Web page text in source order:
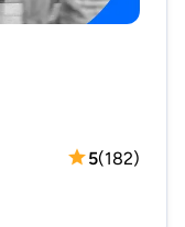
5(182)